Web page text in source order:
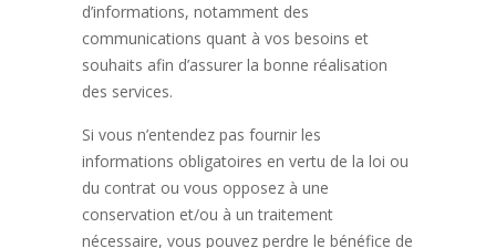
d’informations, notamment des
communications quant à vos besoins et
souhaits afin d’assurer la bonne réalisation
des services.
Si vous n’entendez pas fournir les
informations obligatoires en vertu de la loi ou
du contrat ou vous opposez à une
conservation et/ou à un traitement
nécessaire, vous pouvez perdre le bénéfice de